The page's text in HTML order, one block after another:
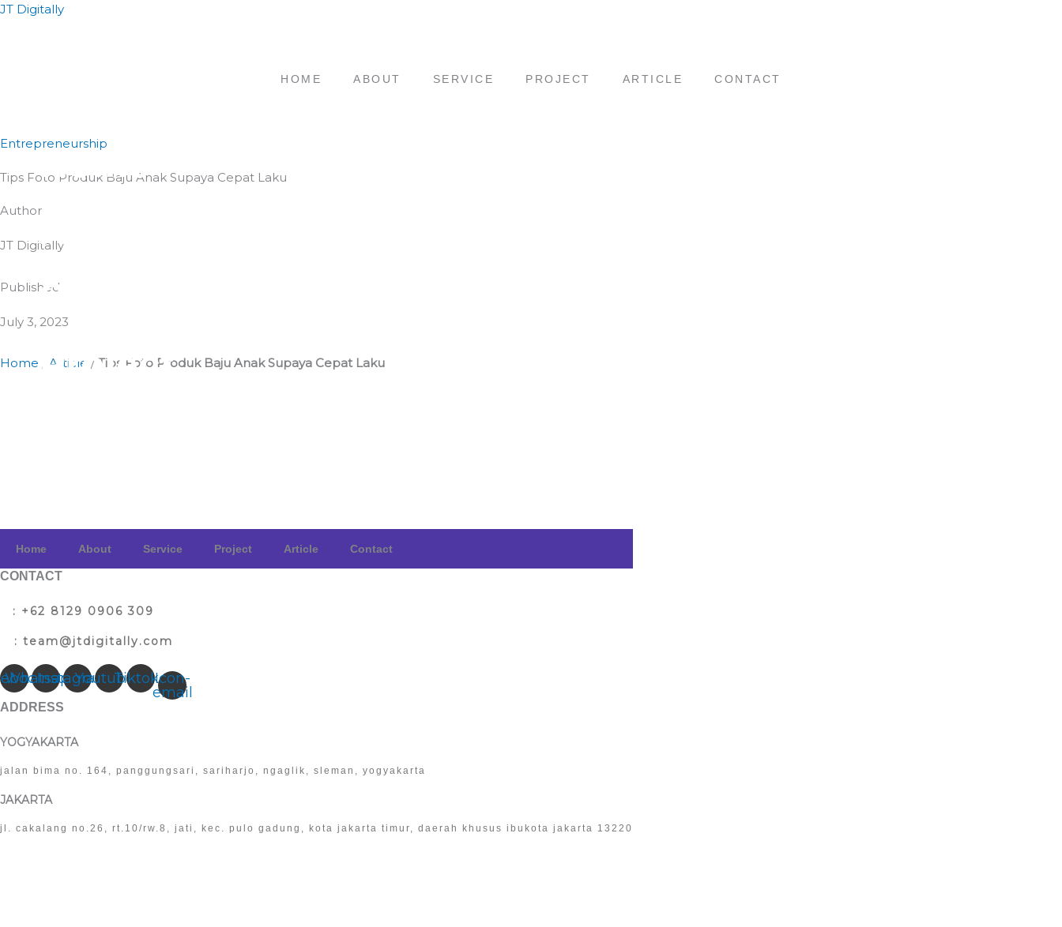
Skip
JT Digitally
HOME ABOUT SERVICE PROJECT ARTICLE CONTACT
Home
About
Service
Project
Home About Service Project Article Contact
CONTACT
: +62 8129 0906 309
: team@jtdigitally.com
Whatsapp
Instagram
YoutubeTiktokIcon-
email
ADDRESS
YOGYAKARTA
jalan bima no. 164, panggungsari, sariharjo, ngaglik, sleman, yogyakarta
JAKARTA
jl. cakalang no.26, rt.10/rw.8, jati, kec. pulo gadung, kota jakarta timur, daerah khusus ibukota jakarta 13220
Entrepreneurship
Tips Foto Produk Baju Anak Supaya Cepat Laku
Author
JT Digitally
Published
July 3, 2023
Home Article / Tips Foto Produk Baju Anak Supaya Cepat Laku